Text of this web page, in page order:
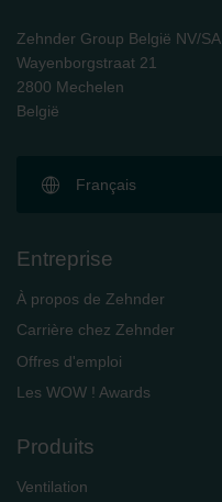
Zehnder Group België NV/SA
Wayenborgstraat 21
2800 Mechelen
België
Français
Entreprise
À propos de Zehnder
Carrière chez Zehnder
Offres d'emploi
Les WOW ! Awards
Produits
Ventilation